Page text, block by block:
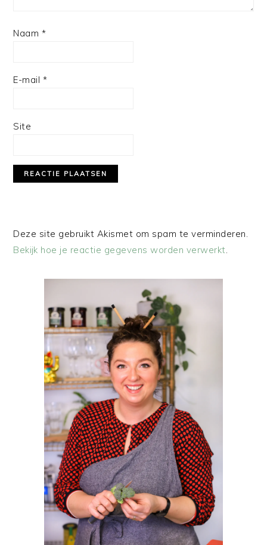
Naam *
E-mail *
Site
Deze site gebruikt Akismet om spam te verminderen.
Bekijk hoe je reactie gegevens worden verwerkt.